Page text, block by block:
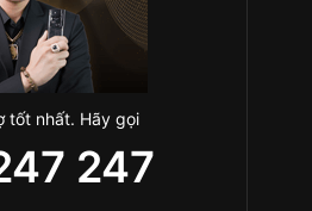
tốt nhất. Hãy gọi
247